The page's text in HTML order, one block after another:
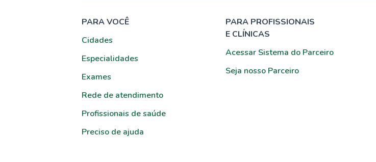
PARA VOCÊ
Cidades
Especialidades
Exames
Rede de atendimento
Profissionais de saúde
Preciso de ajuda
PARA PROFISSIONAIS
E CLÍNICAS
Acessar Sistema do Parceiro
Seja nosso Parceiro